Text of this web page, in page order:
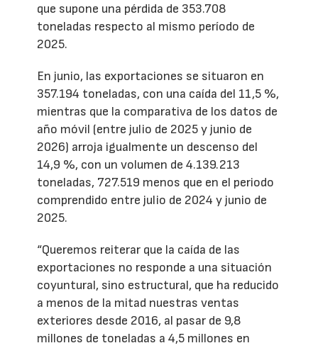
que supone una pérdida de 353.708
toneladas respecto al mismo período de
2025.
En junio, las exportaciones se situaron en
357.194 toneladas, con una caída del 11,5 %,
mientras que la comparativa de los datos de
año móvil (entre julio de 2025 y junio de
2026) arroja igualmente un descenso del
14,9 %, con un volumen de 4.139.213
toneladas, 727.519 menos que en el periodo
comprendido entre julio de 2024 y junio de
2025.
“Queremos reiterar que la caída de las
exportaciones no responde a una situación
coyuntural, sino estructural, que ha reducido
a menos de la mitad nuestras ventas
exteriores desde 2016, al pasar de 9,8
millones de toneladas a 4,5 millones en